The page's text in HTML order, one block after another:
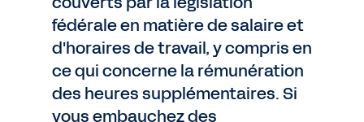
fédérale en matière de salaire et
d'horaires de travail, y compris en
ce qui concerne la rémunération
des heures supplémentaires. Si
vous embauchez des